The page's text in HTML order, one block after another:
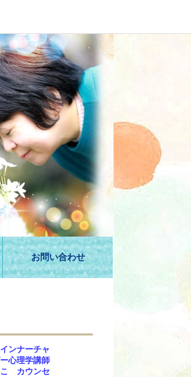
きる心理学〜命のちから心理セラピ
ンナーチャ
心理学講師
こ カウンセ
お問い合わせ